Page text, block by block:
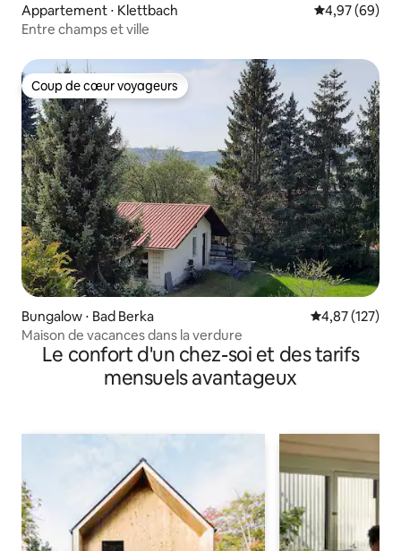
Appartement ⋅ Klettbach Évaluation
4,97 (69)
Entre champs et ville
Coup de cœur voyageurs
Coup de cœur voyageurs
Bungalow ⋅ Bad Berka Évaluation
4,87 (127)
Maison de vacances dans la verdure
Le confort d'un chez-soi et des tarifs
mensuels avantageux